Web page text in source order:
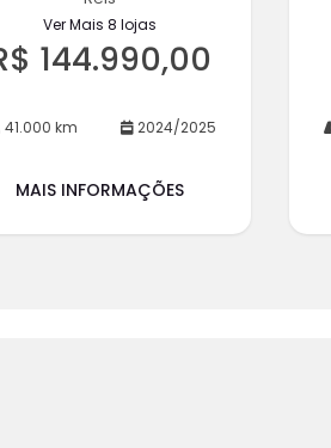
Ver Mais 8 lojas
144.990,00
41.000 km 2024/2025
MAIS INFORMAÇÕES